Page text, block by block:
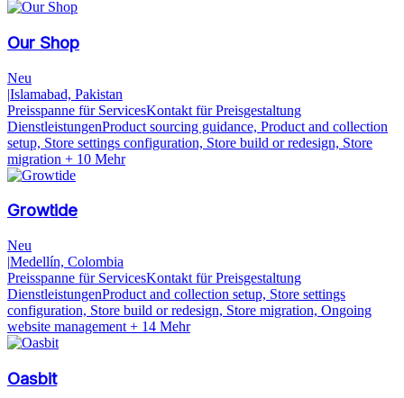
Our Shop
Neu
|Islamabad, Pakistan
Preisspanne für ServicesKontakt für Preisgestaltung
DienstleistungenProduct sourcing guidance, Product and collection
setup, Store settings configuration, Store build or redesign, Store
migration + 10 Mehr
Growtide
Neu
|Medellín, Colombia
Preisspanne für ServicesKontakt für Preisgestaltung
DienstleistungenProduct and collection setup, Store settings
configuration, Store build or redesign, Store migration, Ongoing
website management + 14 Mehr
Oasbit